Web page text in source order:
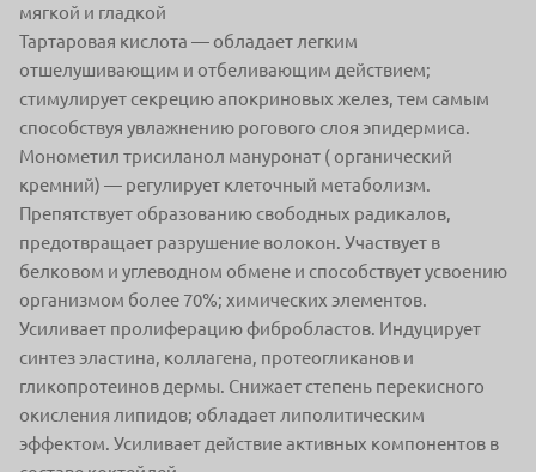
мягкой и гладкой
Тартаровая кислота — обладает легким
отшелушивающим и отбеливающим действием;
стимулирует секрецию апокриновых желез, тем самым
способствуя увлажнению рогового слоя эпидермиса.
Монометил трисиланол мануронат ( органический
кремний) — регулирует клеточный метаболизм.
Препятствует образованию свободных радикалов,
предотвращает разрушение волокон. Участвует в
белковом и углеводном обмене и способствует усвоению
организмом более 70%; химических элементов.
Усиливает пролиферацию фибробластов. Индуцирует
синтез эластина, коллагена, протеогликанов и
гликопротеинов дермы. Снижает степень перекисного
окисления липидов; обладает липолитическим
эффектом. Усиливает действие активных компонентов в